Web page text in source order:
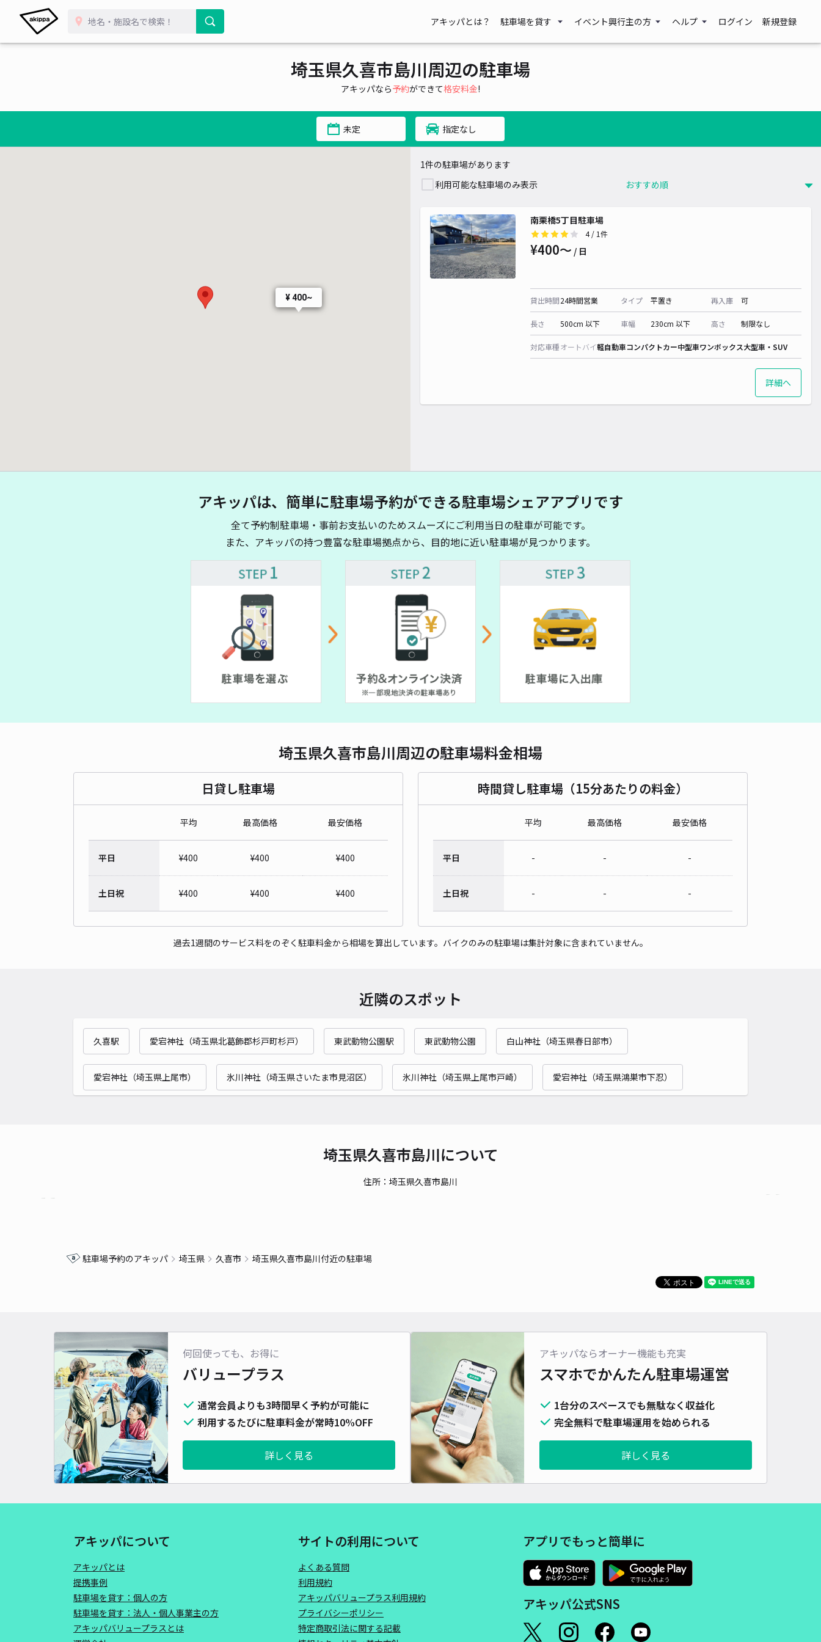
アキッパとは？ 駐車場を貸す イベント興行主の方 ヘルプ ログイン 新規登録
埼玉県久喜市島川周辺の駐車場
アキッパなら予約ができて格安料金!
未定 指定なし
¥ 400~
1件の駐車場があります
利用可能な駐車場のみ表示
南栗橋5丁目駐車場
4/ 1件
¥400〜 / 日
貸出時間24時間営業 タイプ 平置き 再入庫 可
長さ 500cm 以下 車幅 230cm 以下 高さ 制限なし
対応車種オートバイ軽自動車コンパクトカー中型車ワンボックス大型車・SUV
詳細へ
アキッパは、簡単に駐車場予約ができる駐車場シェアアプリです
全て予約制駐車場・事前お支払いのためスムーズにご利用当日の駐車が可能です。
また、アキッパの持つ豊富な駐車場拠点から、目的地に近い駐車場が見つかります。
埼玉県久喜市島川周辺の駐車場料金相場
日貸し駐車場
平均 最高価格 最安価格
平日 ¥400 ¥400 ¥400
土日祝 ¥400 ¥400 ¥400
時間貸し駐車場（15分あたりの料金）
平均 最高価格 最安価格
平日 - - -
土日祝 - - -
過去1週間のサービス料をのぞく駐車料金から相場を算出しています。バイクのみの駐車場は集計対象に含まれていません。
近隣のスポット
久喜駅 愛宕神社（埼玉県北葛飾郡杉戸町杉戸） 東武動物公園駅 東武動物公園 白山神社（埼玉県春日部市）
愛宕神社（埼玉県上尾市） 氷川神社（埼玉県さいたま市見沼区） 氷川神社（埼玉県上尾市戸崎） 愛宕神社（埼玉県鴻巣市下忍）
埼玉県久喜市島川について
住所：埼玉県久喜市島川
駐車場予約のアキッパ 埼玉県 久喜市 埼玉県久喜市島川付近の駐車場
何回使っても、お得に
バリュープラス
通常会員よりも3時間早く予約が可能に
利用するたびに駐車料金が常時10%OFF
詳しく見る
アキッパならオーナー機能も充実
スマホでかんたん駐車場運営
1台分のスペースでも無駄なく収益化
完全無料で駐車場運用を始められる
詳しく見る
アキッパについて
アキッパとは
提携事例
駐車場を貸す：個人の方
駐車場を貸す：法人・個人事業主の方
アキッパバリュープラスとは
サイトの利用について
よくある質問
利用規約
アキッパバリュープラス利用規約
プライバシーポリシー
特定商取引法に関する記載
アプリでもっと簡単に
アキッパ公式SNS